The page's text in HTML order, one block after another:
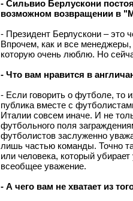
- Сильвио Берлускони
возможном возвращении в
- Президент Берлускони – это
Впрочем, как и все
которую очень люблю. Но
- Что вам нравится в
- Если говорить о футболе, то
публика вместе с
Италии совсем иначе. И не
футбольного поля
футболистов заслуженно
лишь частью команды. Точно
или человека, который
всеобщее уважение.
- А чего вам не хватает из